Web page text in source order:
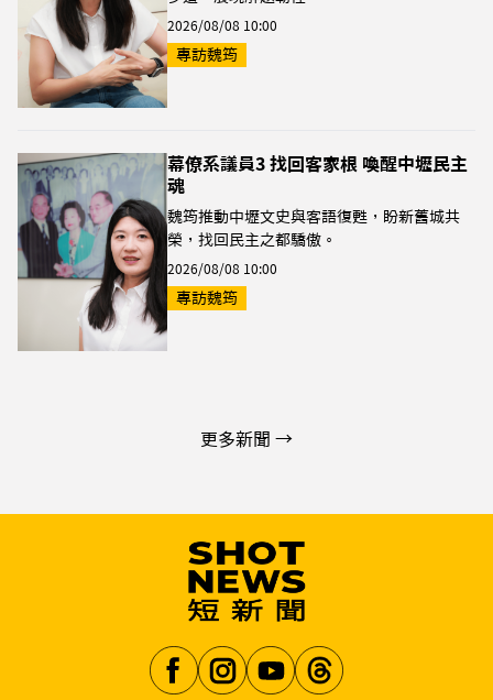
2026/08/08 10:00
專訪魏筠
幕僚系議員3 找回客家根 喚醒中壢民主
魂
魏筠推動中壢文史與客語復甦，盼新舊城共
榮，找回民主之都驕傲。
2026/08/08 10:00
專訪魏筠
更多新聞 →